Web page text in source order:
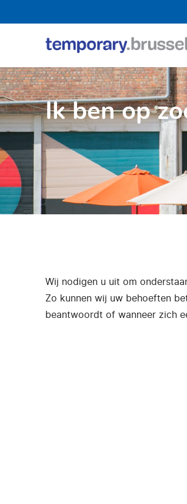
tijdelijk
gebruik
Ik ben op
Wij nodigen u uit om
Zo kunnen wij uw behoeften
beantwoordt of wanneer zich